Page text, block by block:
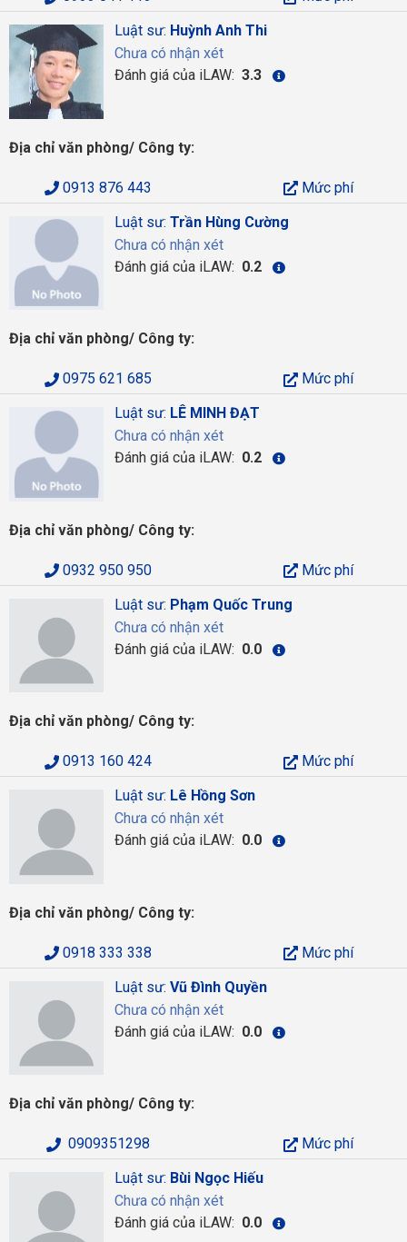
Luật sư: Huỳnh Anh Thi
Chưa có nhận xét
Đánh giá của iLAW: 3.3
Địa chỉ văn phòng/ Công ty:
0913 876 443
Mức phí
Luật sư: Trần Hùng Cường
Chưa có nhận xét
Đánh giá của iLAW: 0.2
Địa chỉ văn phòng/ Công ty:
0975 621 685
Mức phí
Luật sư: LÊ MINH ĐẠT
Chưa có nhận xét
Đánh giá của iLAW: 0.2
Địa chỉ văn phòng/ Công ty:
0932 950 950
Mức phí
Luật sư: Phạm Quốc Trung
Chưa có nhận xét
Đánh giá của iLAW: 0.0
Địa chỉ văn phòng/ Công ty:
0913 160 424
Mức phí
Luật sư: Lê Hồng Sơn
Chưa có nhận xét
Đánh giá của iLAW: 0.0
Địa chỉ văn phòng/ Công ty:
0918 333 338
Mức phí
Luật sư: Vũ Đình Quyền
Chưa có nhận xét
Đánh giá của iLAW: 0.0
Địa chỉ văn phòng/ Công ty:
0909351298
Mức phí
Luật sư: Bùi Ngọc Hiếu
Chưa có nhận xét
Đánh giá của iLAW: 0.0